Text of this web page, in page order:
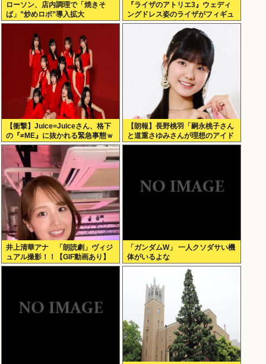
ローソン、店内調理で「焼きそ
ば」”炒めロボ”導入拡大
『ライザのアトリエ3』ウェディ
ングドレス姿のライザがフィギュ
ア化キタ───(ﾟ∀ﾟ)───!!!!!
【衝撃】Juice=Juiceさん、格下
の『≠ME』に抜かれる緊急事態ｗ
ｗｗｗｗｗｗｗｗｗｗｗ
【朗報】長野桃羽「嗣永桃子さん
と道重さゆみさんが理想のアイド
ル像」
井上清華アナ 「朗読劇」ヴィジ
ュアル撮影！！【GIF動画あり】
「ガンダムW」 一人クソダサい機
体がいるよな